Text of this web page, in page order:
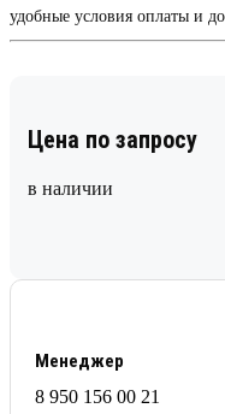
удобные условия оплаты и
Цена по запросу
в наличии
Менеджер
8 950 156 00 21